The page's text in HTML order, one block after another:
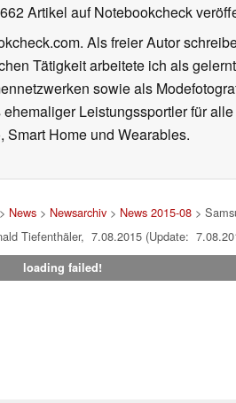
Artikel auf Notebookcheck
Als freier Autor
Tätigkeit arbeitete ich als
sowie als
Leistungssportler für
Home und Wearables.
News> Newsarchiv> News 2015-08>
Tiefenthäler, 7.08.2015 (Update:
loading failed!